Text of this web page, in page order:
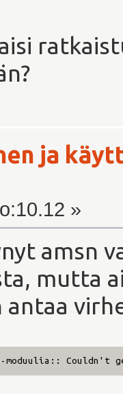
ja
»
amsn
mutta
antaa
moduulia::